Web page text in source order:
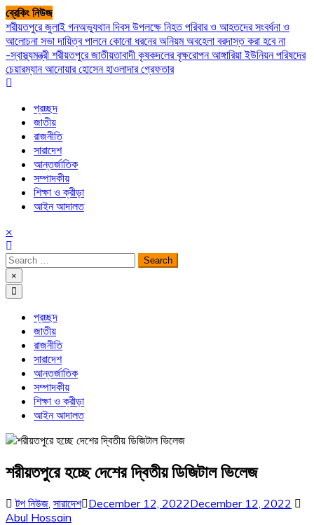
Skip
to
content
ব্রেকিং নিউজ
শরীয়তপুরে জুলাই গনঅভ্যুথান দিবস উপলক্ষে নিহত পরিবার ও আহতদের সংবর্ধনা ও
আলোচনা সভাদায়িত্ব পালনে কোনো ধরনের অনিয়ম অবহেলা বরদাস্ত করা হবে না
-স্বাস্থ্যমন্ত্রী শরীয়তপুরে জাতীয়তাবাদী কৃষকদলের বৃক্ষরোপনআঙ্গারিয়া ইউনিয়ন পরিষদের
চেয়ারম্যান আনোয়ার হোসেন হাওলাদার গ্রেফতার
প্রচ্ছদ
জাতীয়
রাজনীতি
সারাদেশ
আন্তর্জাতিক
সম্পাদকীয়
শিক্ষা ও ক্রীড়া
আইন আদালত
×
Search
for:
×
সপ্তপল্লী সমাচার
প্রচ্ছদ
জাতীয়
রাজনীতি
সারাদেশ
আন্তর্জাতিক
সম্পাদকীয়
শিক্ষা ও ক্রীড়া
আইন আদালত
শরীয়তপুরে হচ্ছে দেশের দ্বিতীয় ডিজিটাল ভিলেজ
টপ নিউজ সারাদেশ December 12, 2022December 12, 2022
Abul Hossain